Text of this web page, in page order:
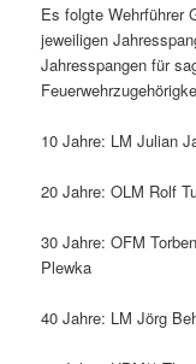
Es folgte Wehrführer
jeweiligen
Jahresspangen für
10 Jahre: LM Julian
20 Jahre: OLM Rolf
30 Jahre: OFM
Plewka
40 Jahre: LM Jörg